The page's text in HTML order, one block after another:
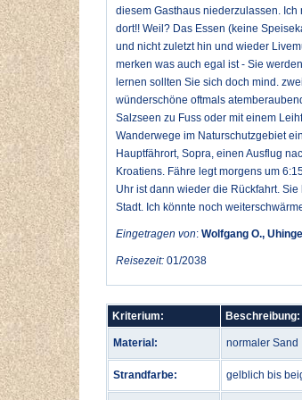
diesem Gasthaus niederzulassen.
dort!! Weil? Das Essen (keine
und nicht zuletzt hin und wieder
merken was auch egal ist - Sie
lernen sollten Sie sich doch mind.
wünderschöne oftmals
Salzseen zu Fuss oder mit einem
Wanderwege im Naturschutzgebiet
Hauptfährort, Sopra, einen Ausflug
Kroatiens. Fähre legt morgens um
Uhr ist dann wieder die Rückfahrt.
Stadt. Ich könnte noch
Eingetragen von: Wolfgang O.,
Reisezeit: 01/2038
Kriterium: Beschreibung:
Material: normaler Sand
Strandfarbe: gelblich bis